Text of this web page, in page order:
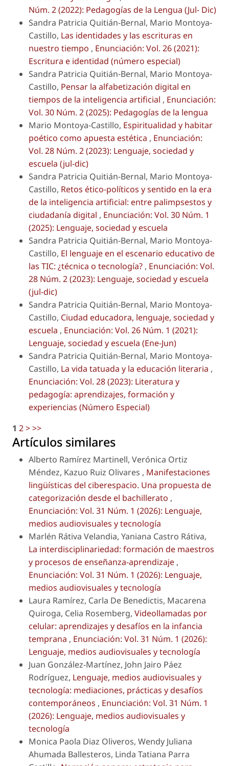
Núm. 2 (2022): Pedagogías de la Lengua (Jul- Dic)
Sandra Patricia Quitián-Bernal, Mario Montoya-
Castillo, Las identidades y las escrituras en
nuestro tiempo , Enunciación: Vol. 26 (2021):
Escritura e identidad (número especial)
Sandra Patricia Quitián-Bernal, Mario Montoya-
Castillo, Pensar la alfabetización digital en
tiempos de la inteligencia artificial , Enunciación:
Vol. 30 Núm. 2 (2025): Pedagogías de la lengua
Mario Montoya-Castillo, Espiritualidad y habitar
poético como apuesta estética , Enunciación:
Vol. 28 Núm. 2 (2023): Lenguaje, sociedad y
escuela (jul-dic)
Sandra Patricia Quitián-Bernal, Mario Montoya-
Castillo, Retos ético-políticos y sentido en la era
de la inteligencia artificial: entre palimpsestos y
ciudadanía digital , Enunciación: Vol. 30 Núm. 1
(2025): Lenguaje, sociedad y escuela
Sandra Patricia Quitián-Bernal, Mario Montoya-
Castillo, El lenguaje en el escenario educativo de
las TIC: ¿técnica o tecnología? , Enunciación: Vol.
28 Núm. 2 (2023): Lenguaje, sociedad y escuela
(jul-dic)
Sandra Patricia Quitián-Bernal, Mario Montoya-
Castillo, Ciudad educadora, lenguaje, sociedad y
escuela , Enunciación: Vol. 26 Núm. 1 (2021):
Lenguaje, sociedad y escuela (Ene-Jun)
Sandra Patricia Quitián-Bernal, Mario Montoya-
Castillo, La vida tatuada y la educación literaria ,
Enunciación: Vol. 28 (2023): Literatura y
pedagogía: aprendizajes, formación y
experiencias (Número Especial)
1 2>>>
Artículos similares
Alberto Ramírez Martinell, Verónica Ortiz
Méndez, Kazuo Ruiz Olivares , Manifestaciones
lingüísticas del ciberespacio. Una propuesta de
categorización desde el bachillerato ,
Enunciación: Vol. 31 Núm. 1 (2026): Lenguaje,
medios audiovisuales y tecnología
Marlén Rátiva Velandia, Yaniana Castro Rátiva,
La interdisciplinariedad: formación de maestros
y procesos de enseñanza-aprendizaje ,
Enunciación: Vol. 31 Núm. 1 (2026): Lenguaje,
medios audiovisuales y tecnología
Laura Ramírez, Carla De Benedictis, Macarena
Quiroga, Celia Rosemberg, Videollamadas por
celular: aprendizajes y desafíos en la infancia
temprana , Enunciación: Vol. 31 Núm. 1 (2026):
Lenguaje, medios audiovisuales y tecnología
Juan González-Martínez, John Jairo Páez
Rodríguez, Lenguaje, medios audiovisuales y
tecnología: mediaciones, prácticas y desafíos
contemporáneos , Enunciación: Vol. 31 Núm. 1
(2026): Lenguaje, medios audiovisuales y
tecnología
Monica Paola Diaz Oliveros, Wendy Juliana
Ahumada Ballesteros, Linda Tatiana Parra